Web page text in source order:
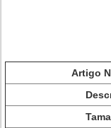
Artigo